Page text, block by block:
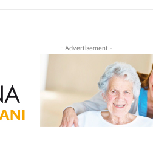
- Advertisement -